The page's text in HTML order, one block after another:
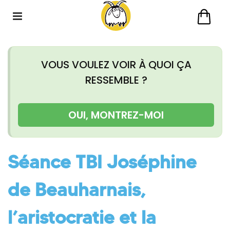
VOUS VOULEZ VOIR À QUOI ÇA
RESSEMBLE ?
OUI, MONTREZ-MOI
Séance TBI Joséphine
de Beauharnais,
l’aristocratie et la